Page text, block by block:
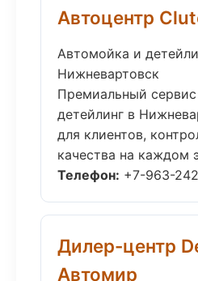
Автоцентр
Автомойка и
Нижневартовск
Премиальный
детейлинг в
для клиентов,
качества на каждом
Телефон: +7-963-
Дилер-центр
Автомир